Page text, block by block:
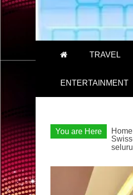
TRAVEL
ENTERTAINMENT
You are Here Home